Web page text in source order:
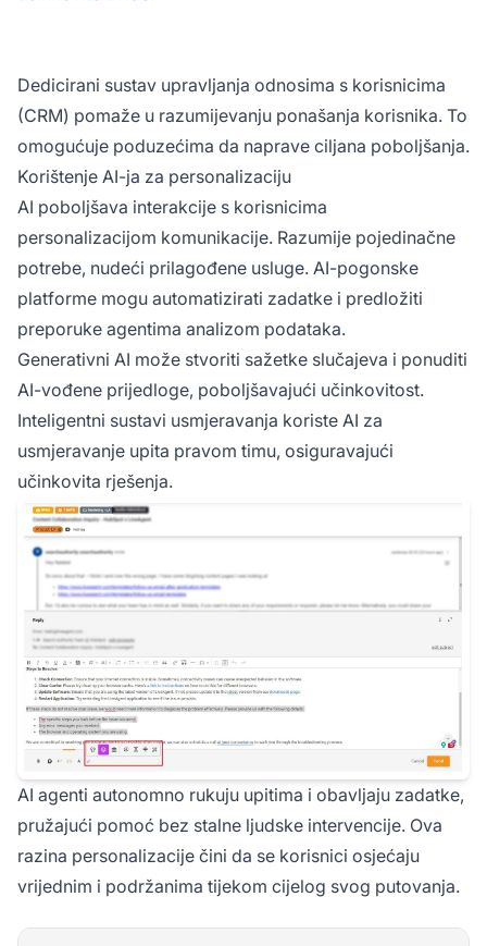
Dedicirani sustav upravljanja odnosima s korisnicima
(CRM) pomaže u razumijevanju ponašanja korisnika. To
omogućuje poduzećima da naprave ciljana poboljšanja.
Korištenje AI-ja za personalizaciju
AI poboljšava interakcije s korisnicima
personalizacijom komunikacije. Razumije pojedinačne
potrebe, nudeći prilagođene usluge. AI-pogonske
platforme mogu automatizirati zadatke i predložiti
preporuke agentima analizom podataka.
Generativni AI može stvoriti sažetke slučajeva i ponuditi
AI-vođene prijedloge, poboljšavajući učinkovitost.
Inteligentni sustavi usmjeravanja koriste AI za
usmjeravanje upita pravom timu, osiguravajući
učinkovita rješenja.
AI agenti autonomno rukuju upitima i obavljaju zadatke,
pružajući pomoć bez stalne ljudske intervencije. Ova
razina personalizacije čini da se korisnici osjećaju
vrijednim i podržanima tijekom cijelog svog putovanja.